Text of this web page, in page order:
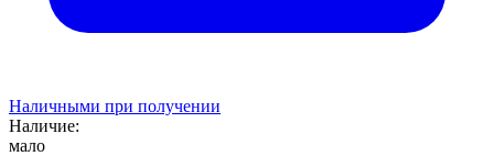
Наличными при получении
Наличие:
мало